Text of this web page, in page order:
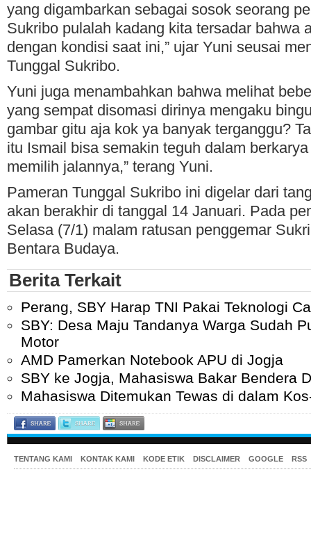
yang digambarkan sebagai sosok seorang
Sukribo pulalah kadang kita tersadar bahwa
dengan kondisi saat ini,” ujar Yuni seusai
Tunggal Sukribo.
Yuni juga menambahkan bahwa melihat
yang sempat disomasi dirinya mengaku
gambar gitu aja kok ya banyak terganggu?
itu Ismail bisa semakin teguh dalam
memilih jalannya,” terang Yuni.
Pameran Tunggal Sukribo ini digelar dari
akan berakhir di tanggal 14 Januari. Pada
Selasa (7/1) malam ratusan penggemar
Bentara Budaya.
Berita Terkait
Perang, SBY Harap TNI Pakai Teknologi
SBY: Desa Maju Tandanya Warga Sudah
Motor
AMD Pamerkan Notebook APU di Jogja
SBY ke Jogja, Mahasiswa Bakar Bendera
Mahasiswa Ditemukan Tewas di dalam
TENTANG KAMI KONTAK KAMI KODE ETIK DISCLAIMER GOOGLE RSS